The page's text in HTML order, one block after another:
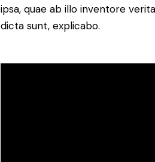
ipsa, quae ab illo inventore
dicta sunt, explicabo.